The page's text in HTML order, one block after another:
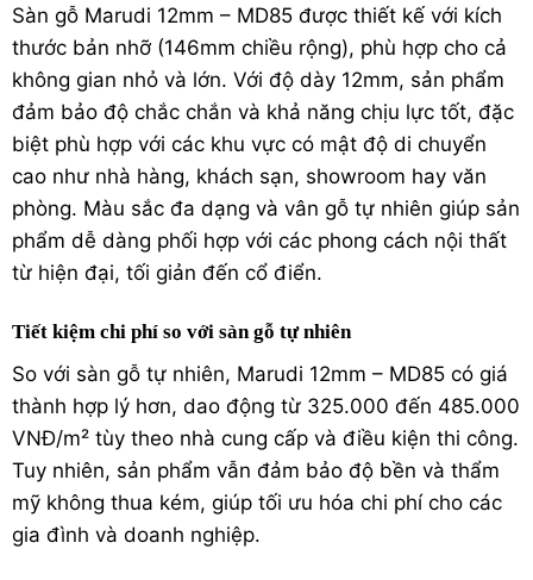
Sàn gỗ Marudi 12mm – MD85 được thiết kế với kích
thước bản nhỡ (146mm chiều rộng), phù hợp cho cả
không gian nhỏ và lớn. Với độ dày 12mm, sản phẩm
đảm bảo độ chắc chắn và khả năng chịu lực tốt, đặc
biệt phù hợp với các khu vực có mật độ di chuyển
cao như nhà hàng, khách sạn, showroom hay văn
phòng. Màu sắc đa dạng và vân gỗ tự nhiên giúp sản
phẩm dễ dàng phối hợp với các phong cách nội thất
từ hiện đại, tối giản đến cổ điển.
Tiết kiệm chi phí so với sàn gỗ tự nhiên
So với sàn gỗ tự nhiên, Marudi 12mm – MD85 có giá
thành hợp lý hơn, dao động từ 325.000 đến 485.000
VNĐ/m² tùy theo nhà cung cấp và điều kiện thi công.
Tuy nhiên, sản phẩm vẫn đảm bảo độ bền và thẩm
mỹ không thua kém, giúp tối ưu hóa chi phí cho các
gia đình và doanh nghiệp.